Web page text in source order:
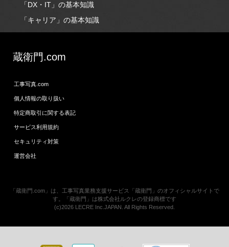
「DX・IT」の基本知識
「キャリア」の基本知識
蔵衛門.com
工事写真.com
個人情報の取り扱い
特定商取引に関する表記
サービス利用規約
セキュリティ対策
運営会社
「蔵衛門.com」は、工事写真業務支援サービス「蔵衛門」のオフィシャルサイトで
す。「蔵衛門」は株式会社ルクレの登録商標です
(c)2026 LECRE Inc.JAPAN. All Rights Reserved.